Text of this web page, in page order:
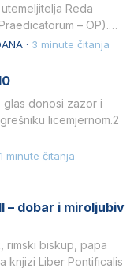
Reda
– OP).
ljubavlju prema
· 3 minute čitanja
donosi zazor i
licemjernom.2
minute čitanja
– dobar i miroljubiv
rimski biskup, papa
knjizi Liber Pontificalis